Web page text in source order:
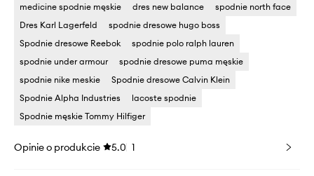
medicine spodnie męskie
dres new balance
spodnie north face
Dres Karl Lagerfeld
spodnie dresowe hugo boss
Spodnie dresowe Reebok
spodnie polo ralph lauren
spodnie under armour
spodnie dresowe puma męskie
spodnie nike meskie
Spodnie dresowe Calvin Klein
Spodnie Alpha Industries
lacoste spodnie
Spodnie męskie Tommy Hilfiger
Opinie o produkcie 5.0 1